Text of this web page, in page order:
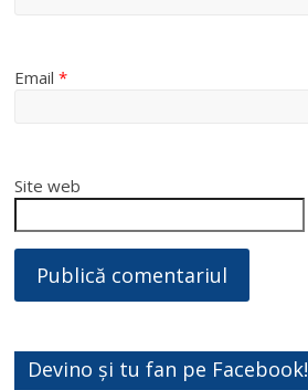
Email*
Site web
Devino și tu fan pe Facebook!